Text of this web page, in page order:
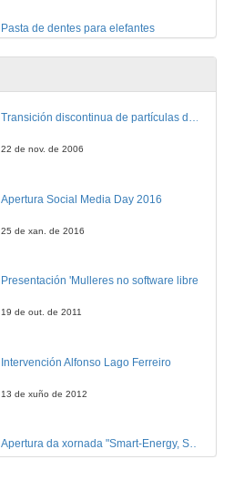
Pasta de dentes para elefantes
1 de xul. de 2008
Barco cargado de sodio
Cambio de cores
Transición discontinua de partículas de microgel termosensible
22 de nov. de 2006
Apertura Social Media Day 2016
25 de xan. de 2016
Presentación 'Mulleres no software libre'
19 de out. de 2011
Intervención Alfonso Lago Ferreiro
13 de xuño de 2012
Apertura da xornada "Smart-Energy, Smart-City"